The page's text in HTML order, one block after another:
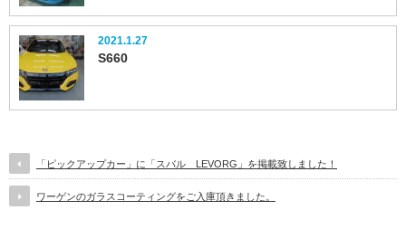
2021.1.27
S660
「ピックアップカー」に「スバル LEVORG」を掲載致しました！
ワーゲンのガラスコーティングをご入庫頂きました。